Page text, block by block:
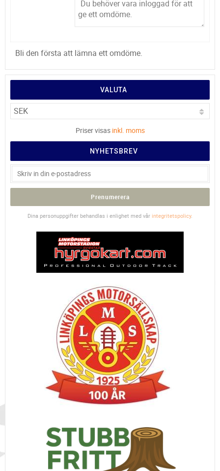
Bli den första att lämna ett omdöme.
VALUTA
Priser visas inkl. moms
NYHETSBREV
Prenumerera
Dina personuppgifter behandlas i enlighet med vår integritetspolicy.